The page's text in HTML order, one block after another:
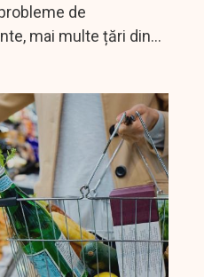
de
mai multe țări din
că vor colabora